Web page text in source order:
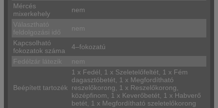
Mércés
mixerkehely
nem
Választható
feldolgozási idő
nem
Kapcsolható
fokozatok száma
4–fokozatú
Fedélzár látezik
nem
Beépített tartozék
1 x Fedél, 1 x Szeletelőfeltét, 1 x Fém
dagasztóbetét, 1 x Megfordítható
reszelőkorong, 1 x Reszelőkorong,
középfinom, 1 x Keverőbetét, 1 x Habverő
betét, 1 x Megfordítható szeletelőkorong